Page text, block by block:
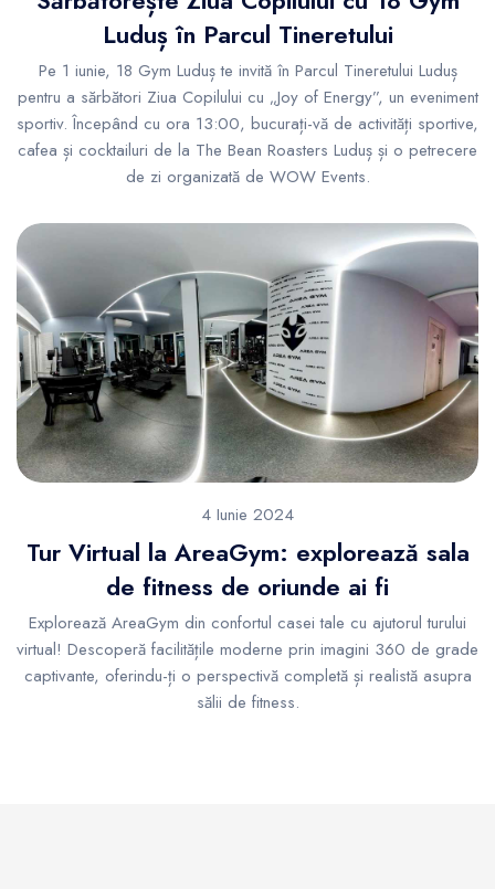
Luduș în Parcul Tineretului
Pe 1 iunie, 18 Gym Luduș te invită în Parcul Tineretului Luduș
pentru a sărbători Ziua Copilului cu „Joy of Energy”, un eveniment
sportiv. Începând cu ora 13:00, bucurați-vă de activități sportive,
cafea și cocktailuri de la The Bean Roasters Luduș și o petrecere
de zi organizată de WOW Events.
4 Iunie 2024
Tur Virtual la AreaGym: explorează sala
de fitness de oriunde ai fi
Explorează AreaGym din confortul casei tale cu ajutorul turului
virtual! Descoperă facilitățile moderne prin imagini 360 de grade
captivante, oferindu-ți o perspectivă completă și realistă asupra
sălii de fitness.